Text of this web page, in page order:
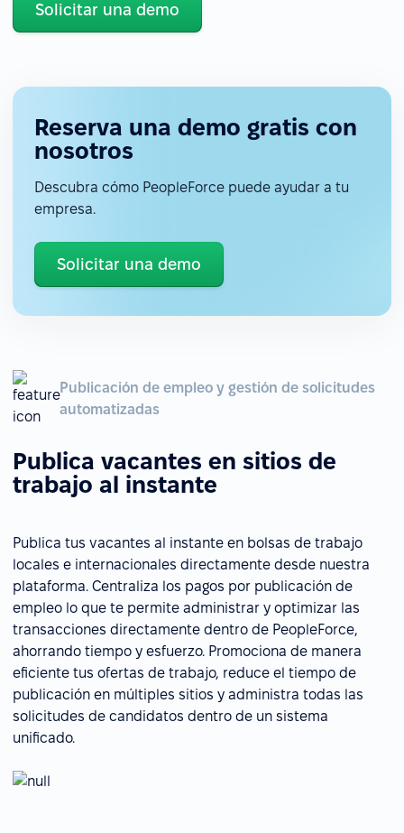
Solicitar una demo
Reserva una demo gratis con
nosotros
Descubra cómo PeopleForce puede ayudar a tu
empresa.
Solicitar una demo
Publicación de empleo y gestión de solicitudes
automatizadas
Publica vacantes en sitios de
trabajo al instante
Publica tus vacantes al instante en bolsas de trabajo
locales e internacionales directamente desde nuestra
plataforma. Centraliza los pagos por publicación de
empleo lo que te permite administrar y optimizar las
transacciones directamente dentro de PeopleForce,
ahorrando tiempo y esfuerzo. Promociona de manera
eficiente tus ofertas de trabajo, reduce el tiempo de
publicación en múltiples sitios y administra todas las
solicitudes de candidatos dentro de un sistema
unificado.